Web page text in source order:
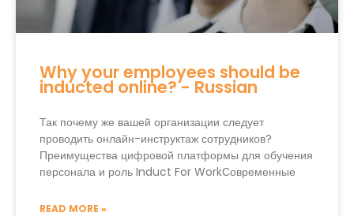
Why your employees should be
inducted online? - Russian
Так почему же вашей организации следует
проводить онлайн-инструктаж сотрудников?
Преимущества цифровой платформы для обучения
персонала и роль Induct For WorkСовременные
READ MORE »